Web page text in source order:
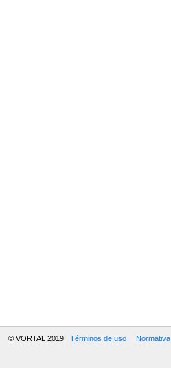
© VORTAL 2019 Términos de uso Normativa